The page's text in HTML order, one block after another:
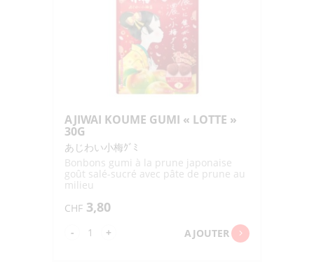
AJIWAI KOUME GUMI « LOTTE »
30G
あじわい小梅ｸﾞﾐ
Bonbons gumi à la prune japonaise
goût salé-sucré avec pâte de prune au
milieu
CHF 3,80
-
quantité
+ AJOUTER